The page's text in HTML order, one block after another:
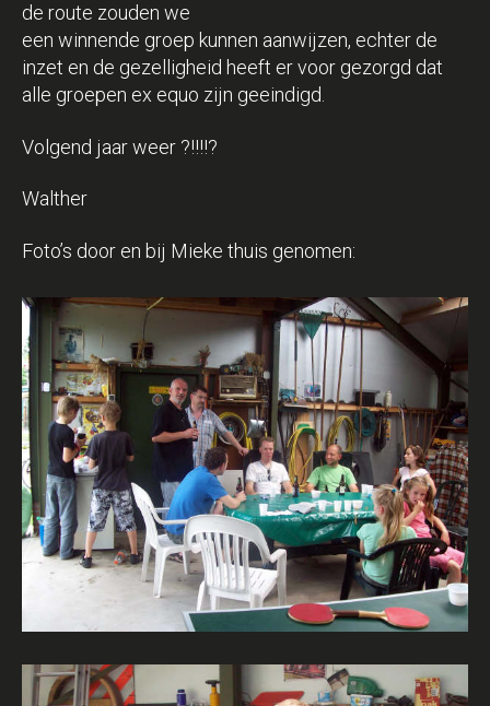
de route zouden we
een winnende groep kunnen aanwijzen, echter de
inzet en de gezelligheid heeft er voor gezorgd dat
alle groepen ex equo zijn geeindigd.
Volgend jaar weer ?!!!!?
Walther
Foto’s door en bij Mieke thuis genomen: